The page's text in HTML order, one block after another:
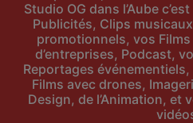
Studio OG dans l’Aube
Publicités, Clips
promotionnels, vos
d’entreprises, Podcast,
Reportages
Films avec drones,
Design, de l’Animation, et